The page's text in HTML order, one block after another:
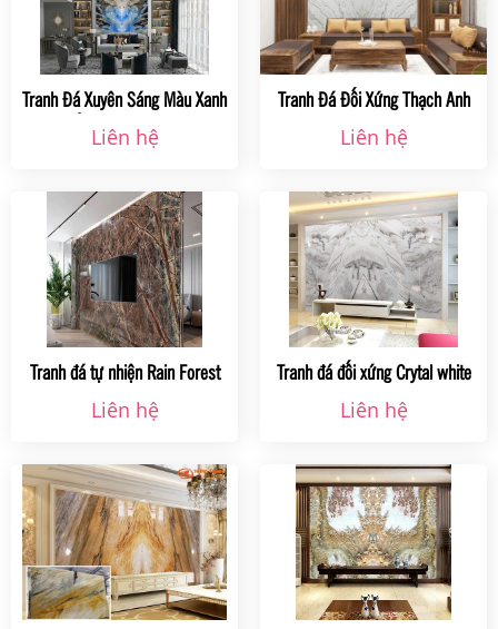
Tranh Đá Xuyên Sáng Màu Xanh
Đối Xứng Tự Nhiên
Liên hệ
Tranh Đá Đối Xứng Thạch Anh
Ms001 Tại Hà Nội
Liên hệ
Tranh đá tự nhiện Rain Forest
Green
Liên hệ
Tranh đá đối xứng Crytal white
Liên hệ